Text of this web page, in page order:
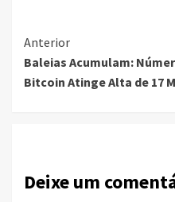
Continue
Reading
Anterior
Baleias Acumulam:
Bitcoin Atinge Alta de 17
Deixe um